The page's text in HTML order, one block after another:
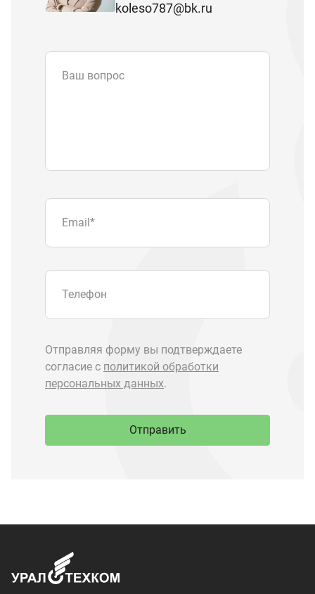
koleso787@bk.ru
Ваш вопрос
Запчасти Урал
Запчасти Камаз
Спецпредложения
Доставка и оплата